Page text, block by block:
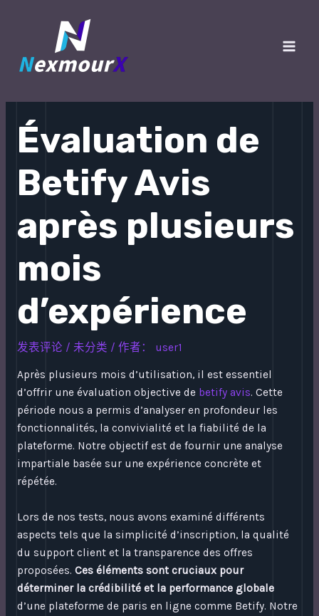
Évaluation de
Betify Avis
après plusieurs
mois
d’expérience
发表评论 / 未分类 / 作者： user1
Après plusieurs mois d’utilisation, il est essentiel
d’offrir une évaluation objective de betify avis. Cette
période nous a permis d’analyser en profondeur les
fonctionnalités, la convivialité et la fiabilité de la
plateforme. Notre objectif est de fournir une analyse
impartiale basée sur une expérience concrète et
répétée.
Lors de nos tests, nous avons examiné différents
aspects tels que la simplicité d’inscription, la qualité
du support client et la transparence des offres
proposées. Ces éléments sont cruciaux pour
déterminer la crédibilité et la performance globale
d’une plateforme de paris en ligne comme Betify. Notre